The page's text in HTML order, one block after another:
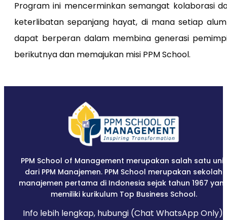
Program ini mencerminkan semangat kolaborasi
keterlibatan sepanjang hayat, di mana setiap
dapat berperan dalam membina generasi
berikutnya dan memajukan misi PPM School.
PPM School of Management merupakan salah satu unit
dari PPM Manajemen. PPM School merupakan sekolah
manajemen pertama di Indonesia sejak tahun 1967
memiliki kurikulum Top Business School.
Info lebih lengkap, hubungi (Chat WhatsApp Only):